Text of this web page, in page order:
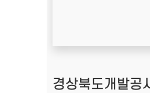
경상북도개발공